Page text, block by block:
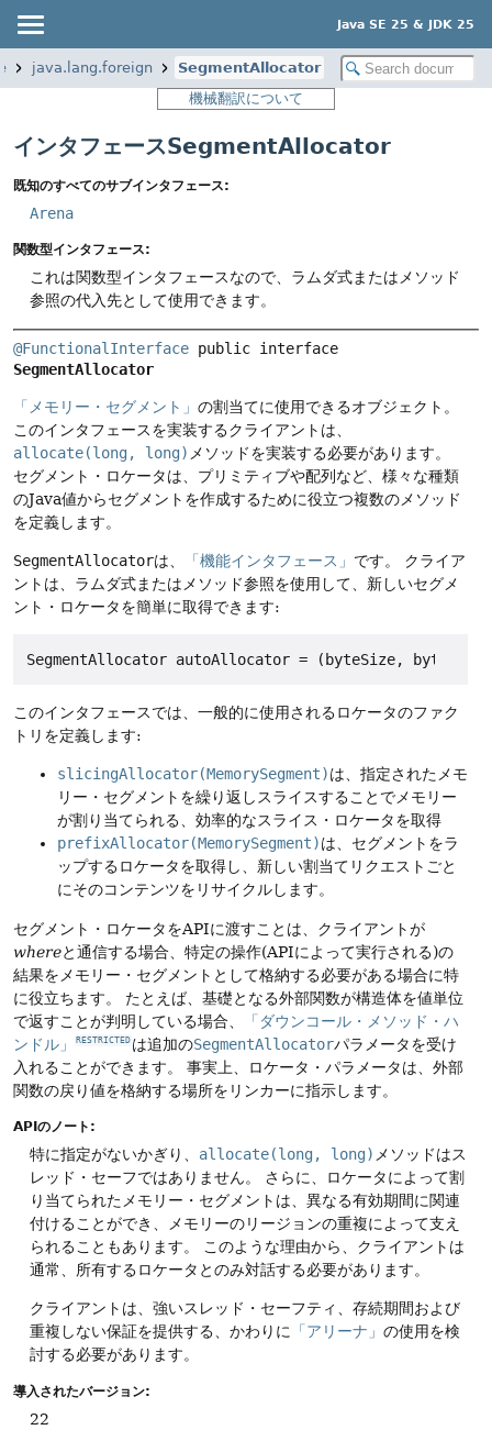
Java SE 25 & JDK 25
java.lang.foreign
SegmentAllocator
機械翻訳について
インタフェースSegmentAllocator
既知のすべてのサブインタフェース:
Arena
関数型インタフェース:
これは関数型インタフェースなので、ラムダ式またはメソッド
参照の代入先として使用できます。
@FunctionalInterface
SegmentAllocator
「メモリー・セグメント」 の割当てに使用できるオブジェクト。
このインタフェースを実装するクライアントは、
allocate(long, long) メソッドを実装する必要があります。
セグメント・ロケータは、プリミティブや配列など、様々な種類
のJava値からセグメントを作成するために役立つ複数のメソッド
を定義します。
SegmentAllocatorは、 「機能インタフェース」 です。
クライア
ントは、ラムダ式またはメソッド参照を使用して、新しいセグメ
ント・ロケータを簡単に取得できます:
このインタフェースでは、一般的に使用されるロケータのファク
トリを定義します:
slicingAllocator(MemorySegment)は、指定されたメモ
リー・セグメントを繰り返しスライスすることでメモリー
が割り当てられる、効率的なスライス・ロケータを取得
prefixAllocator(MemorySegment)は、セグメントをラ
ップするロケータを取得し、新しい割当てリクエストごと
にそのコンテンツをリサイクルします。
セグメント・ロケータをAPIに渡すことは、クライアントが
whereと通信する場合、特定の操作(APIによって実行される)の
結果をメモリー・セグメントとして格納する必要がある場合に特
に役立ちます。
たとえば、基礎となる外部関数が構造体を値単位
で返すことが判明している場合、
「ダウンコール・メソッド・ハ
ンドル」
RESTRICTED は追加のSegmentAllocatorパラメータを受け
入れることができます。
事実上、ロケータ・パラメータは、外部
関数の戻り値を格納する場所をリンカーに指示します。
APIのノート:
特に指定がないかぎり、 allocate(long, long) メソッドはス
レッド・セーフではありません。
さらに、ロケータによって割
り当てられたメモリー・セグメントは、異なる有効期間に関連
付けることができ、メモリーのリージョンの重複によって支え
られることもあります。
このような理由から、クライアントは
通常、所有するロケータとのみ対話する必要があります。
クライアントは、強いスレッド・セーフティ、存続期間および
重複しない保証を提供する、かわりに 「アリーナ」 の使用を検
討する必要があります。
導入されたバージョン:
22